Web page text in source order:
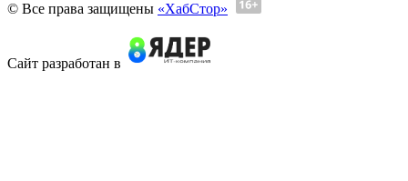
© Все права защищены «ХабСтор»
Сайт разработан в